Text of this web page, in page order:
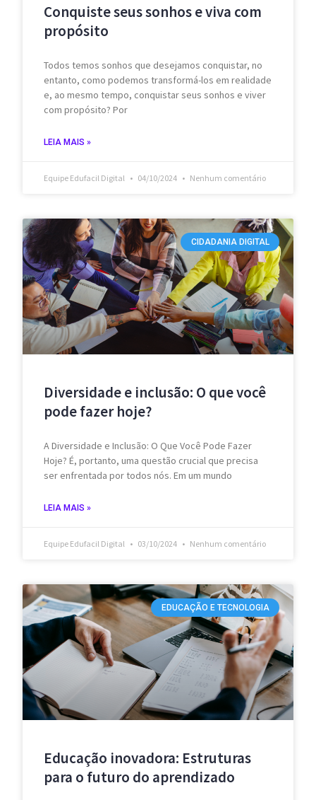
Conquiste seus sonhos e viva com
propósito
Todos temos sonhos que desejamos conquistar, no
entanto, como podemos transformá-los em realidade
e, ao mesmo tempo, conquistar seus sonhos e viver
com propósito? Por
LEIA MAIS »
Equipe Edufacil Digital 04/10/2024 Nenhum comentário
CIDADANIA DIGITAL
Diversidade e inclusão: O que você
pode fazer hoje?
A Diversidade e Inclusão: O Que Você Pode Fazer
Hoje? É, portanto, uma questão crucial que precisa
ser enfrentada por todos nós. Em um mundo
LEIA MAIS »
Equipe Edufacil Digital 03/10/2024 Nenhum comentário
EDUCAÇÃO E TECNOLOGIA
Educação inovadora: Estruturas
para o futuro do aprendizado